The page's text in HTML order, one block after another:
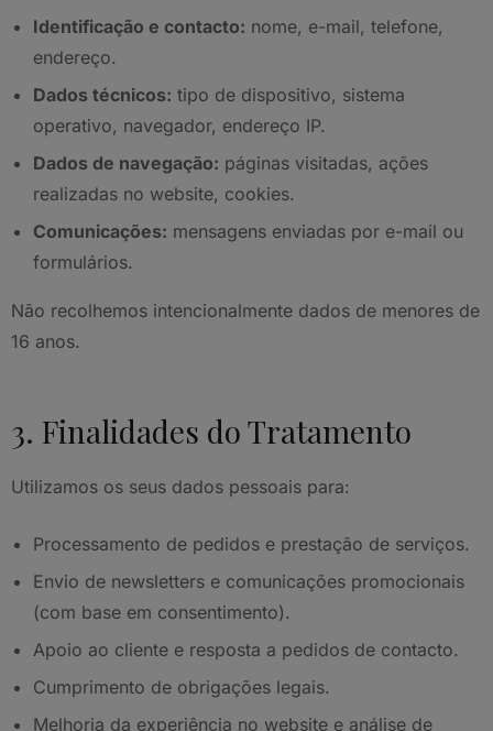
Identificação e contacto: nome, e-mail, telefone,
endereço.
Dados técnicos: tipo de dispositivo, sistema
operativo, navegador, endereço IP.
Dados de navegação: páginas visitadas, ações
realizadas no website, cookies.
Comunicações: mensagens enviadas por e-mail ou
formulários.
Não recolhemos intencionalmente dados de menores de
16 anos.
3. Finalidades do Tratamento
Utilizamos os seus dados pessoais para:
Processamento de pedidos e prestação de serviços.
Envio de newsletters e comunicações promocionais
(com base em consentimento).
Apoio ao cliente e resposta a pedidos de contacto.
Cumprimento de obrigações legais.
Melhoria da experiência no website e análise de